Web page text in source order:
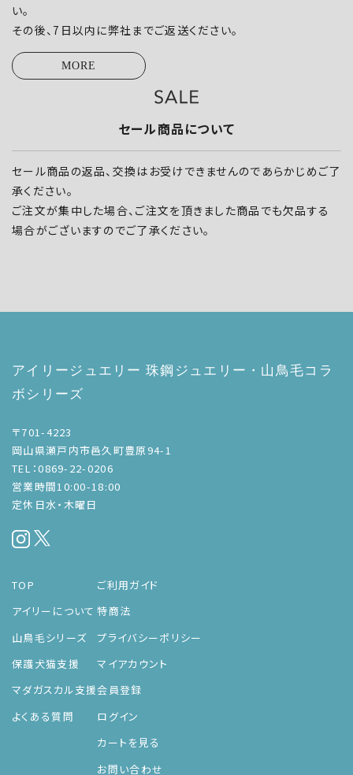
い。
その後、7日以内に弊社までご返送ください。
MORE
セール商品について
セール商品の返品、交換はお受けできませんのであらかじめご了
承ください。
ご注文が集中した場合、ご注文を頂きました商品でも欠品する
場合がございますのでご了承ください。
アイリージュエリー 珠鋼ジュエリー・山鳥毛コラ
ボシリーズ
〒701-4223
岡山県瀬戸内市邑久町豊原94-1
TEL：0869-22-0206
営業時間10:00-18:00
定休日水・木曜日
TOP
アイリーについて
山鳥毛シリーズ
保護犬猫支援
マダガスカル支援
よくある質問
ご利用ガイド
特商法
プライバシーポリシー
マイアカウント
会員登録
ログイン
カートを見る
お問い合わせ